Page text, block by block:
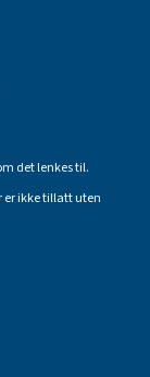
det lenkes til.
er ikke tillatt uten